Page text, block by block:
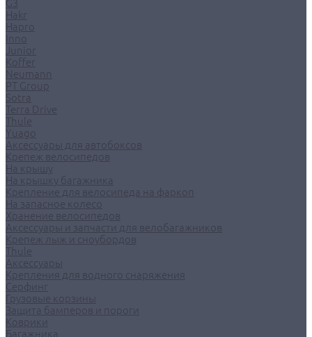
G3
Hakr
Hapro
Inno
Junior
Koffer
Neumann
PT Group
Sotra
Terra Drive
Thule
Yuago
Аксессуары для автобоксов
Крепеж велосипедов
На крышу
На крышку багажника
Крепление для велосипеда на фаркоп
На запасное колесо
Хранение велосипедов
Аксессуары и запчасти для велобагажников
Крепеж лыж и сноубордов
Thule
Аксессуары
Крепления для водного снаряжения
Серфинг
Грузовые корзины
Защита бамперов и пороги
Коврики
Багажника